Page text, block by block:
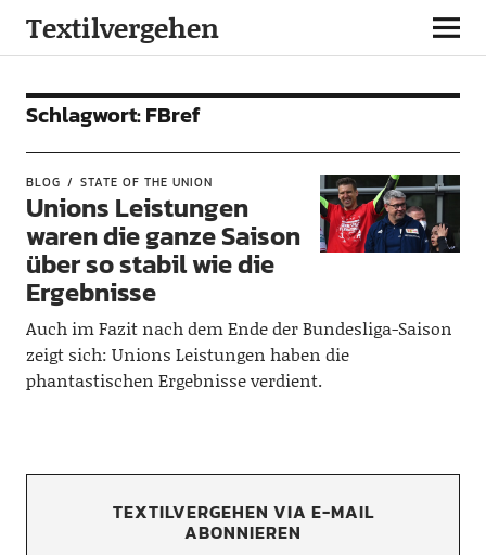
Textilvergehen
Schlagwort:FBref
BLOG STATE OF THE UNION
Unions Leistungen
waren die ganze Saison
über so stabil wie die
Ergebnisse
Auch im Fazit nach dem Ende der Bundesliga-Saison
zeigt sich: Unions Leistungen haben die
phantastischen Ergebnisse verdient.
TEXTILVERGEHEN VIA E-MAIL
ABONNIEREN